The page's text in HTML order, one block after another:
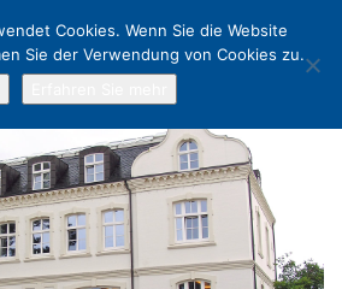
Cookies. Wenn Sie die Website
Sie der Verwendung von Cookies zu.